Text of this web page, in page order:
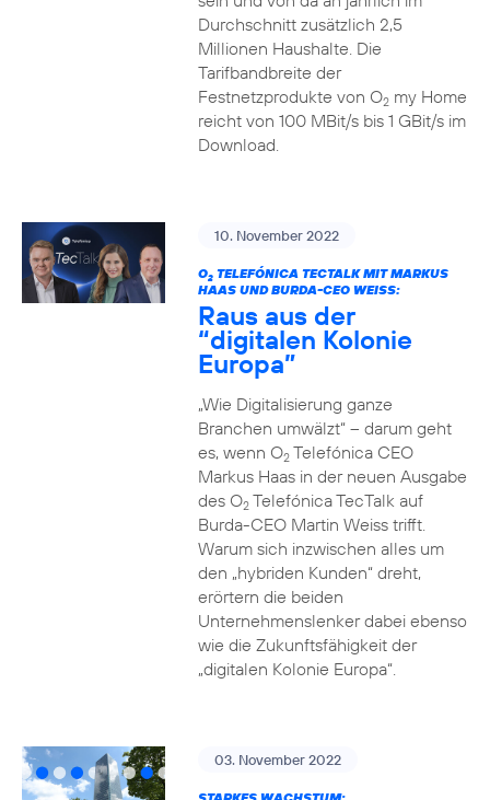
Durchschnitt zusätzlich 2,5
Millionen Haushalte. Die
Tarifbandbreite der
Festnetzprodukte von O2my Home
reicht von 100 MBit/s bis 1 GBit/s im
Download.
10. November 2022
O2TELEFÓNICA TECTALK MIT MARKUS
HAAS UND BURDA-CEO WEISS:
Raus aus der
“digitalen Kolonie
Europa”
„Wie Digitalisierung ganze
Branchen umwälzt“ – darum geht
es, wenn O2Telefónica CEO
Markus Haas in der neuen Ausgabe
des O2Telefónica TecTalk auf
Burda-CEO Martin Weiss trifft.
Warum sich inzwischen alles um
den „hybriden Kunden“ dreht,
erörtern die beiden
Unternehmenslenker dabei ebenso
wie die Zukunftsfähigkeit der
„digitalen Kolonie Europa“.
03. November 2022